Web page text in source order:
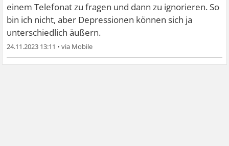
einem Telefonat zu fragen und dann zu ignorieren. So
bin ich nicht, aber Depressionen können sich ja
unterschiedlich äußern.
24.11.2023 13:11 •